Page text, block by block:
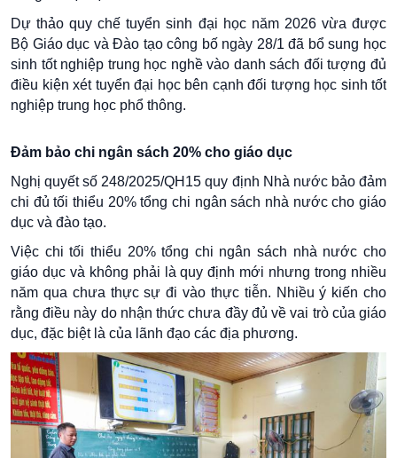
Dự thảo quy chế tuyển sinh đại học năm 2026 vừa được
Bộ Giáo dục và Đào tạo công bố ngày 28/1 đã bổ sung học
sinh tốt nghiệp trung học nghề vào danh sách đối tượng đủ
điều kiện xét tuyển đại học bên cạnh đối tượng học sinh tốt
nghiệp trung học phổ thông.
Đảm bảo chi ngân sách 20% cho giáo dục
Nghị quyết số 248/2025/QH15 quy định Nhà nước bảo đảm
chi đủ tối thiểu 20% tổng chi ngân sách nhà nước cho giáo
dục và đào tạo.
Việc chi tối thiểu 20% tổng chi ngân sách nhà nước cho
giáo dục và không phải là quy định mới nhưng trong nhiều
năm qua chưa thực sự đi vào thực tiễn. Nhiều ý kiến cho
rằng điều này do nhận thức chưa đầy đủ về vai trò của giáo
dục, đặc biệt là của lãnh đạo các địa phương.